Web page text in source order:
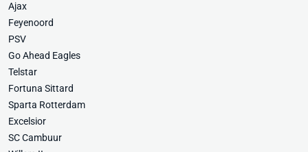
Ajax
Feyenoord
PSV
Go Ahead Eagles
Telstar
Fortuna Sittard
Sparta Rotterdam
Excelsior
SC Cambuur